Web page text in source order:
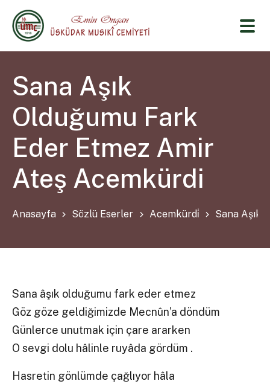
Sana Aşık
Olduğumu Fark
Eder Etmez Amir
Ateş Acemkürdi
Anasayfa Sözlü Eserler Acemkürdi̇ Sana Aşık
Sana âşık olduğumu fark eder etmez
Göz göze geldiğimizde Mecnûn’a döndüm
Günlerce unutmak için çare ararken
O sevgi dolu hâlinle ruyâda gördüm .
Hasretin gönlümde çağlıyor hâla